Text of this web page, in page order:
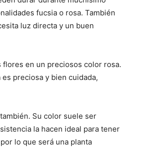
fucsia o rosa. También
luz directa y un buen
flores en un preciosos color rosa.
preciosa y bien cuidada,
Su color suele ser
la hacen ideal para tener
lo que será una planta